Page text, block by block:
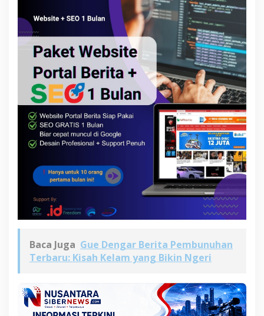
Baca Juga Gue Dengar Berita Pembunuhan
Terbaru: Kisah Kelam yang Bikin Ngeri